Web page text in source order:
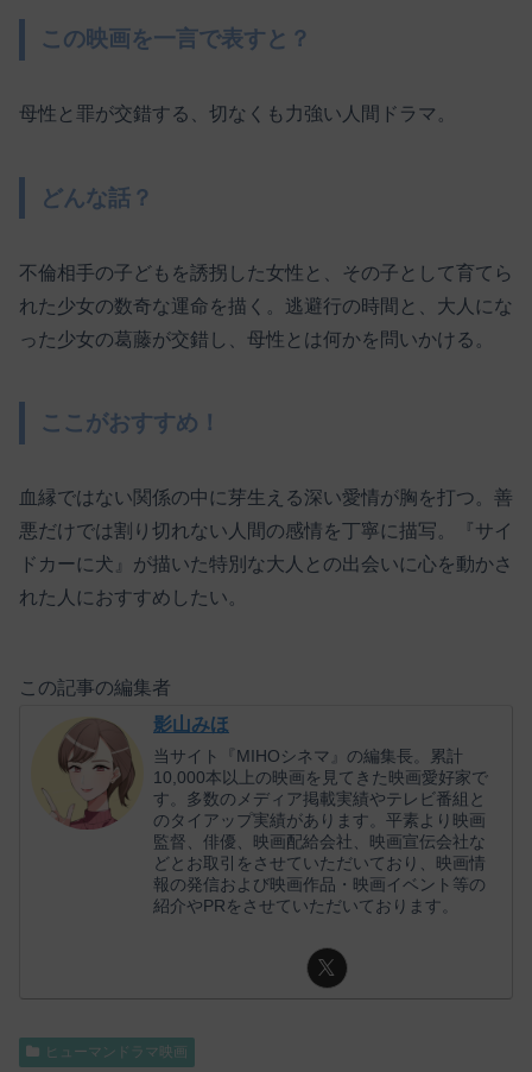
この映画を一言で表すと？
母性と罪が交錯する、切なくも力強い人間ドラマ。
どんな話？
不倫相手の子どもを誘拐した女性と、その子として育てら
れた少女の数奇な運命を描く。逃避行の時間と、大人にな
った少女の葛藤が交錯し、母性とは何かを問いかける。
ここがおすすめ！
血縁ではない関係の中に芽生える深い愛情が胸を打つ。善
悪だけでは割り切れない人間の感情を丁寧に描写。『サイ
ドカーに犬』が描いた特別な大人との出会いに心を動かさ
れた人におすすめしたい。
この記事の編集者
影山みほ
当サイト『MIHOシネマ』の編集長。累計
10,000本以上の映画を見てきた映画愛好家で
す。多数のメディア掲載実績やテレビ番組と
のタイアップ実績があります。平素より映画
監督、俳優、映画配給会社、映画宣伝会社な
どとお取引をさせていただいており、映画情
報の発信および映画作品・映画イベント等の
紹介やPRをさせていただいております。
ヒューマンドラマ映画